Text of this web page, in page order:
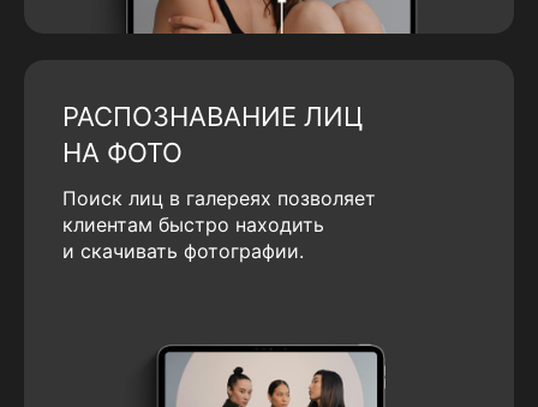
РАСПОЗНАВАНИЕ ЛИЦ
НА ФОТО
Поиск лиц в галереях позволяет
клиентам быстро находить
и скачивать фотографии.